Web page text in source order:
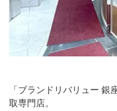
「ブランドリバリュー
取専門店。